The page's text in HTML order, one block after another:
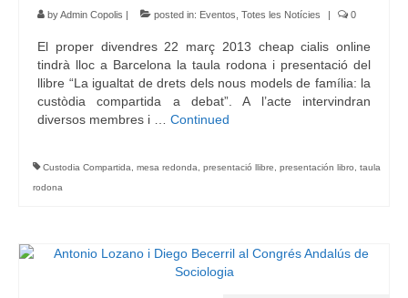
byAdmin Copolis | posted in: Eventos Totes les Notícies | 0
El proper divendres 22 març 2013 cheap cialis online
tindrà lloc a Barcelona la taula rodona i presentació del
llibre “La igualtat de drets dels nous models de família: la
custòdia compartida a debat”. A l’acte intervindran
diversos membres i … Continued
Custodia Compartida mesa redonda presentació llibre presentación libro
taula
rodona